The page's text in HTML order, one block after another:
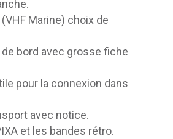
Marine) choix de
bord avec grosse fiche
pour la connexion dans
avec notice.
et les bandes rétro.